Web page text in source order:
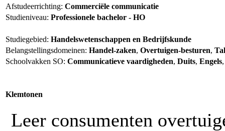
Afstudeerrichting: Commerciële communicatie
Studieniveau: Professionele bachelor - HO
Studiegebied: Handelswetenschappen en Bedrijfskunde
Belangstellingsdomeinen: Handel-zaken, Overtuigen-besturen,
Schoolvakken SO: Communicatieve vaardigheden, Duits, Engels
Klemtonen
Leer consumenten